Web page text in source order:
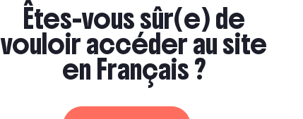
Compétences & formations
Comment se former à la
transition écologique ?
Êtes-vous sûr(e) de
vouloir accéder au site
en Français ?